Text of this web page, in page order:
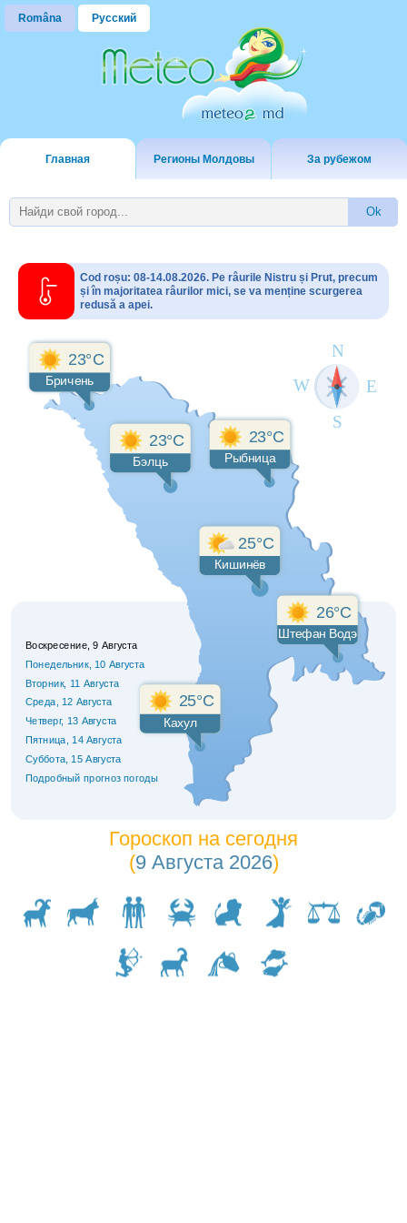
Româna Русский
Главная Регионы Молдовы За рубежом
Cod roșu: 08-14.08.2026. Pe râurile Nistru și Prut, precum
și în majoritatea râurilor mici, se va menține scurgerea
redusă a apei.
23°C
Бричень
23°C
Бэлць
23°C
Рыбница
25°C
Кишинёв
26°C
Штефан Водэ
25°C
Кахул
Воскресение, 9 Августа
Понедельник, 10 Августа
Вторник, 11 Августа
Среда, 12 Августа
Четверг, 13 Августа
Пятница , 14 Августа
Суббота , 15 Августа
Подробный прогноз погоды
Гороскоп на сегодня
(9 Августа 2026)